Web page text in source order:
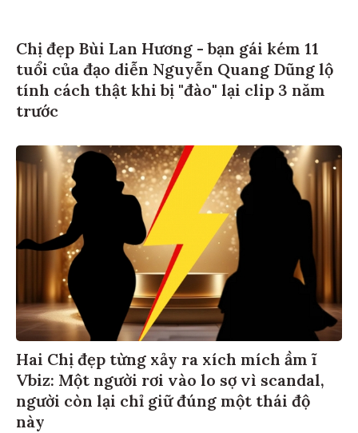
Chị đẹp Bùi Lan Hương - bạn gái kém 11
tuổi của đạo diễn Nguyễn Quang Dũng lộ
tính cách thật khi bị "đào" lại clip 3 năm
trước
Hai Chị đẹp từng xảy ra xích mích ầm ĩ
Vbiz: Một người rơi vào lo sợ vì scandal,
người còn lại chỉ giữ đúng một thái độ
này